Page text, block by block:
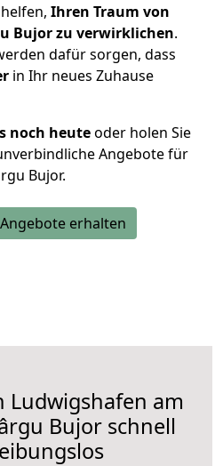
Ihren Traum von
Bujor zu verwirklichen.
dafür sorgen, dass
in Ihr neues Zuhause
noch heuteoder holen Sie
Angebote für
Bujor.
erhalten
Ludwigshafen am
Bujor schnell